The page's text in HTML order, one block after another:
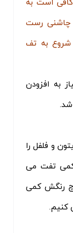
است به
چاشنی رست
به تف
به افزودن
و فلفل را
کمی تفت می
رنگش کمی
کنیم.